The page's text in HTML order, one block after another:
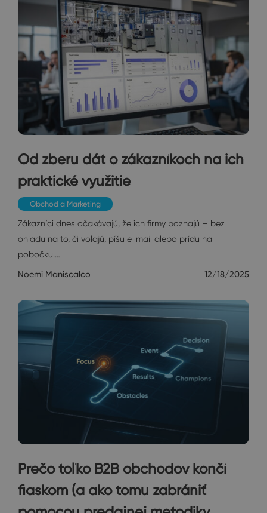
Od zberu dát o zákazníkoch na ich
praktické využitie
Obchod a Marketing
Zákazníci dnes očakávajú, že ich firmy poznajú – bez
ohľadu na to, či volajú, píšu e-mail alebo prídu na
pobočku.…
Noemi Maniscalco 12/18/2025
Prečo toľko B2B obchodov končí
fiaskom (a ako tomu zabrániť